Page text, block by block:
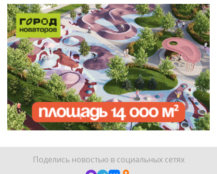
Поделись новостью в социальных сетях